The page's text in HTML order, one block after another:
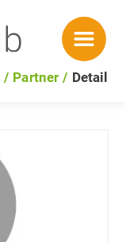
Partner Detail